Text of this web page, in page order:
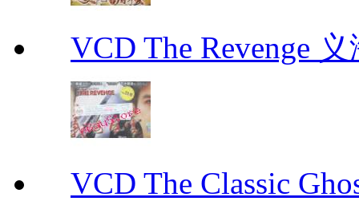
VCD The Revenge
VCD The Classic